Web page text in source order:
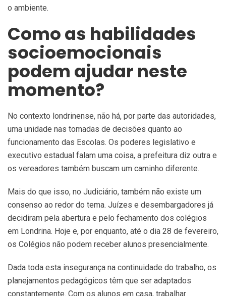
o ambiente.
Como as habilidades
socioemocionais
podem ajudar neste
momento?
No contexto londrinense, não há, por parte das autoridades,
uma unidade nas tomadas de decisões quanto ao
funcionamento das Escolas. Os poderes legislativo e
executivo estadual falam uma coisa, a prefeitura diz outra e
os vereadores também buscam um caminho diferente.
Mais do que isso, no Judiciário, também não existe um
consenso ao redor do tema. Juízes e desembargadores já
decidiram pela abertura e pelo fechamento dos colégios
em Londrina. Hoje e, por enquanto, até o dia 28 de fevereiro,
os Colégios não podem receber alunos presencialmente.
Dada toda esta insegurança na continuidade do trabalho, os
planejamentos pedagógicos têm que ser adaptados
constantemente. Com os alunos em casa, trabalhar